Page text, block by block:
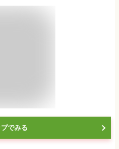
でみる